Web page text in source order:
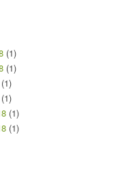
(1)
(1)
(1)
(1)
(1)
(1)